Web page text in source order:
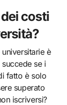
costi
è
se i
fatto è solo
superato
iscriversi?